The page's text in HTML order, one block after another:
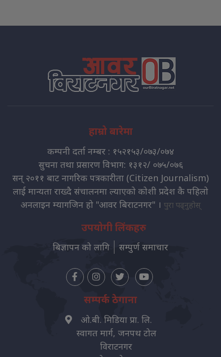
हाम्रो बारेमा
कम्पनी दर्ता नम्बर : १५२१५३/०७३/०७४
सुचना तथा प्रसारण विभाग: १३१२/ ०७५/०७६
सन् २०११ बाट नागरिक पत्रकारीता (Citizen Journalism)
लाई मान्यता राख्दै संचालनमा ल्याएको कोशी प्रदेश कै पहिलो
अनलाइन म्यागजिन हो "आवर बिराटनगर" । पुरा पढ्नुहोस्
उपयोगी लिंकहरु
बिज्ञापन को लागि सम्पुर्ण समाचार
सम्पर्क ठेगाना
ओ.बी. मिडिया प्रा. लि.
स्वागत मार्ग, जनपथ टोल
विराटनगर